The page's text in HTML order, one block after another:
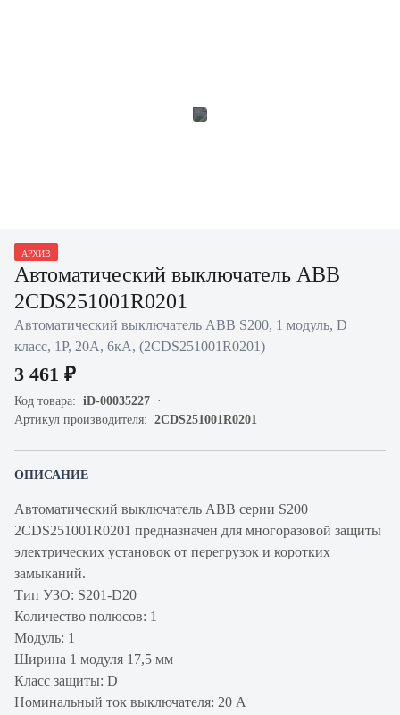
АРХИВ
Автоматический выключатель ABB
2CDS251001R0201
Автоматический выключатель ABB S200, 1 модуль, D
класс, 1P, 20А, 6кА, (2CDS251001R0201)
3 461 ₽
Код товара: iD-00035227
Артикул производителя: 2CDS251001R0201
ОПИСАНИЕ
Автоматический выключатель ABB серии S200
2CDS251001R0201 предназначен для многоразовой защиты
электрических установок от перегрузок и коротких
замыканий.
Тип УЗО: S201-D20
Количество полюсов: 1
Модуль: 1
Ширина 1 модуля 17,5 мм
Класс защиты: D
Номинальный ток выключателя: 20 А